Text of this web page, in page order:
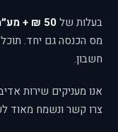
בעלות של50 ₪ + מע״מ לחודש בלבד
מס הכנסה גם יחד.
חשבון.
אנו מעניקים שירות
צרו קשר ונשמח מאוד